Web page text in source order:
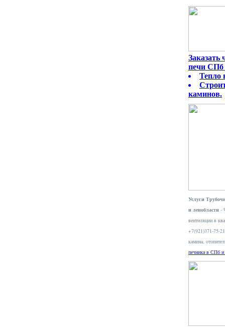
Заказать
печи СПб
Тепло
каминов.
Услуги
и ленобласти -
вентиляции в
+7(921)371-75-
камина,
печника в СПб и